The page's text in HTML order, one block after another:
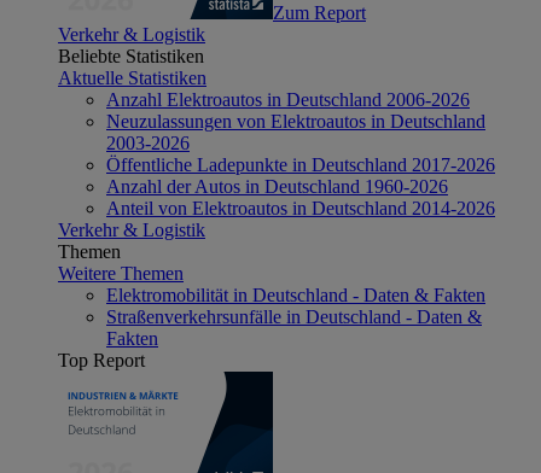
Zum Report
Verkehr & Logistik
Beliebte Statistiken
Aktuelle Statistiken
Anzahl Elektroautos in Deutschland 2006-2026
Neuzulassungen von Elektroautos in Deutschland
2003-2026
Öffentliche Ladepunkte in Deutschland 2017-2026
Anzahl der Autos in Deutschland 1960-2026
Anteil von Elektroautos in Deutschland 2014-2026
Verkehr & Logistik
Themen
Weitere Themen
Elektromobilität in Deutschland - Daten & Fakten
Straßenverkehrsunfälle in Deutschland - Daten &
Fakten
Top Report